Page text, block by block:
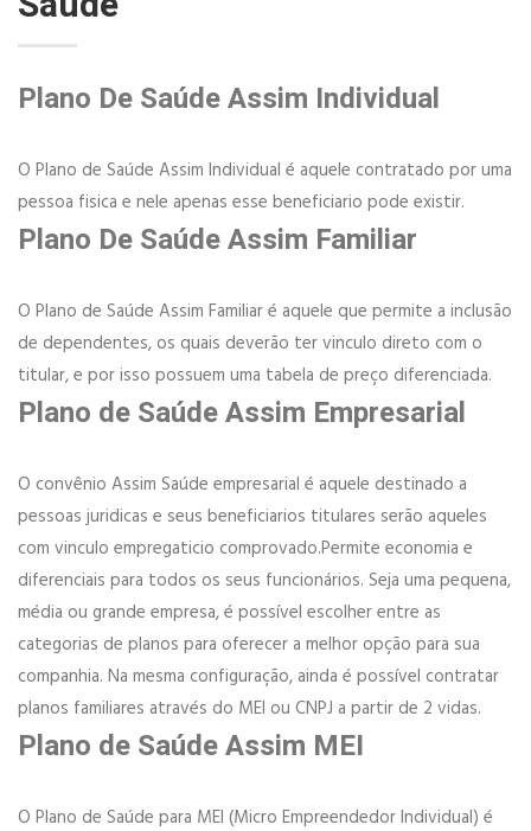
Plano De Saúde Assim Individual
O Plano de Saúde Assim Individual é aquele contratado por uma
pessoa fisica e nele apenas esse beneficiario pode existir.
Plano De Saúde Assim Familiar
O Plano de Saúde Assim Familiar é aquele que permite a inclusão
de dependentes, os quais deverão ter vinculo direto com o
titular, e por isso possuem uma tabela de preço diferenciada.
Plano de Saúde Assim Empresarial
O convênio Assim Saúde empresarial é aquele destinado a
pessoas juridicas e seus beneficiarios titulares serão aqueles
com vinculo empregaticio comprovado.Permite economia e
diferenciais para todos os seus funcionários. Seja uma pequena,
média ou grande empresa, é possível escolher entre as
categorias de planos para oferecer a melhor opção para sua
companhia. Na mesma configuração, ainda é possível contratar
planos familiares através do MEI ou CNPJ a partir de 2 vidas.​
Plano de Saúde Assim MEI
O Plano de Saúde para MEI (Micro Empreendedor Individual) é